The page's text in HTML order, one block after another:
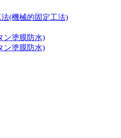
(機械的固定工法)
ン塗膜防水)
ン塗膜防水)